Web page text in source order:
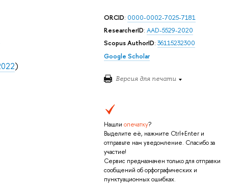
ORCID: 0000-0002-7025-7181
ResearcherID: AAD-5529-2020
Scopus AuthorID: 36115232300
Google Scholar
Версия для печати
Нашли опечатку?
Выделите её, нажмите Ctrl+Enter и
отправьте нам уведомление. Спасибо за
участие!
Сервис предназначен только для отправки
сообщений об орфографических и
пунктуационных ошибках.
)